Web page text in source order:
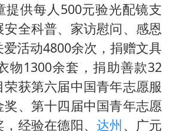
提供每人500元验光配镜支
全科普、家访慰问、感恩
活动4800余次，捐赠文具
物1300余套，捐助善款32
获第六届中国青年志愿服
奖、第十四届中国青年志愿
，经验在德阳、达州、广元